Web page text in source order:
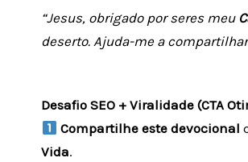
“Jesus, obrigado por seres meu
deserto. Ajuda-me a
Desafio SEO + Viralidade (CTA
Compartilhe este devocional
Vida.